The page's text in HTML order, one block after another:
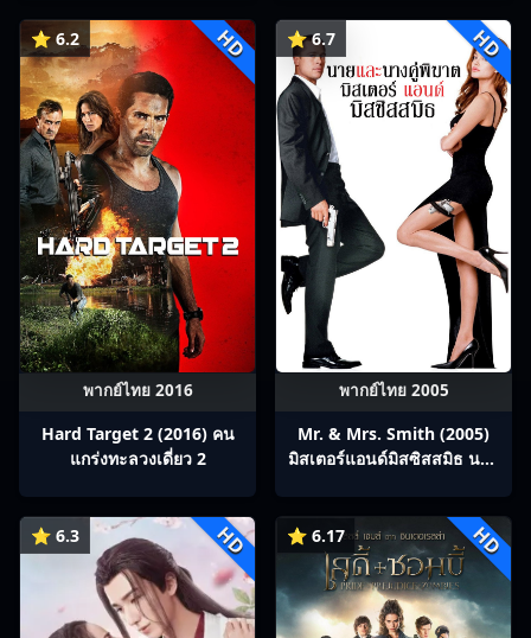
⭐ 6.2 HD
พากย์ไทย 2016
Hard Target 2 (2016) คน
แกร่งทะลวงเดี่ยว 2
⭐ 6.7 HD
พากย์ไทย 2005
Mr. & Mrs. Smith (2005)
มิสเตอร์แอนด์มิสซิสสมิธ นาย
⭐ 6.3 HD ⭐ 6.17 HD